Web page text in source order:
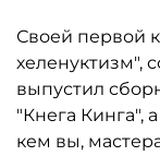
Своей первой
хеленуктизм",
выпустил
"Кнега Кинга",
кем вы,